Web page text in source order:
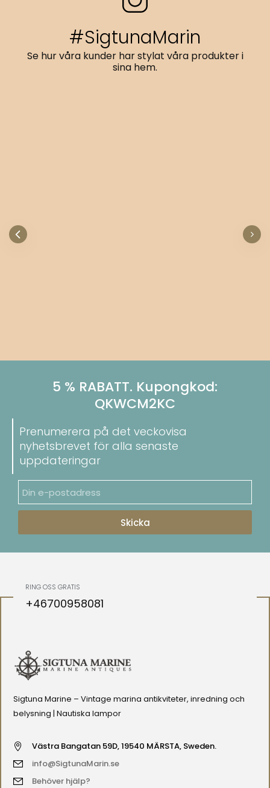
#SigtunaMarin
Se hur våra kunder har stylat våra produkter i
sina hem.
5 % RABATT. Kupongkod:
QKWCM2KC
Prenumerera på det veckovisa
nyhetsbrevet för alla senaste
uppdateringar
Skicka
RING OSS GRATIS
+46700958081
Sigtuna Marine – Vintage marina antikviteter, inredning och
belysning | Nautiska lampor
Västra Bangatan 59D, 19540 MÄRSTA, Sweden.
info@SigtunaMarin.se
Behöver hjälp?